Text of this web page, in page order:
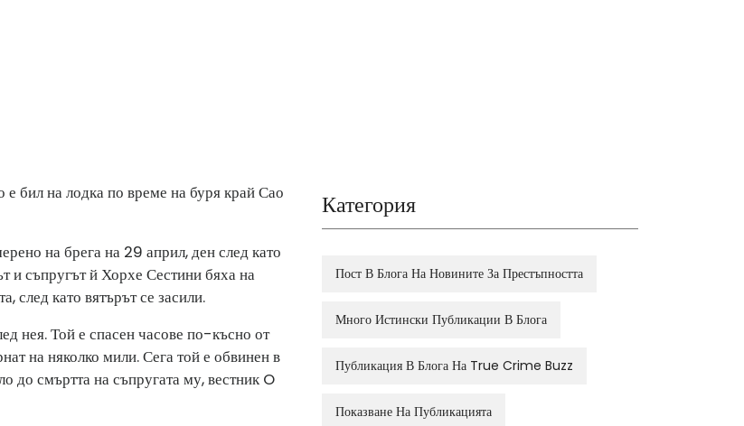
е бил на лодка по време на буря край Сао
на брега на 29 април, ден след като
и съпругът й Хорхе Сестини бяха на
след като вятърът се засили.
нея. Той е спасен часове по-късно от
на няколко мили. Сега той е обвинен в
до смъртта на съпругата му, вестник O
Категория
Пост В Блога На Новините За Престъпността
Много Истински Публикации В Блога
Публикация В Блога На True Crime Buzz
Показване На Публикацията